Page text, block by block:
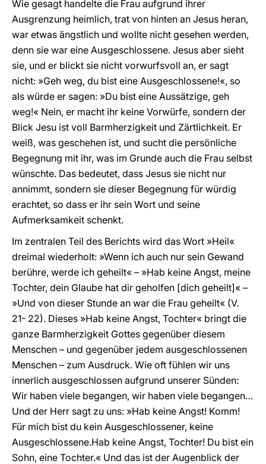
Wie gesagt handelte die Frau aufgrund ihrer
Ausgrenzung heimlich, trat von hinten an Jesus heran,
war etwas ängstlich und wollte nicht gesehen werden,
denn sie war eine Ausgeschlossene. Jesus aber sieht
sie, und er blickt sie nicht vorwurfsvoll an, er sagt
nicht: »Geh weg, du bist eine Ausgeschlossene!«, so
als würde er sagen: »Du bist eine Aussätzige, geh
weg!« Nein, er macht ihr keine Vorwürfe, sondern der
Blick Jesu ist voll Barmherzigkeit und Zärtlichkeit. Er
weiß, was geschehen ist, und sucht die persönliche
Begegnung mit ihr, was im Grunde auch die Frau selbst
wünschte. Das bedeutet, dass Jesus sie nicht nur
annimmt, sondern sie dieser Begegnung für würdig
erachtet, so dass er ihr sein Wort und seine
Aufmerksamkeit schenkt.
Im zentralen Teil des Berichts wird das Wort »Heil«
dreimal wiederholt: »Wenn ich auch nur sein Gewand
berühre, werde ich geheilt« – »Hab keine Angst, meine
Tochter, dein Glaube hat dir geholfen [dich geheilt]« –
»Und von dieser Stunde an war die Frau geheilt« (V.
21- 22). Dieses »Hab keine Angst, Tochter« bringt die
ganze Barmherzigkeit Gottes gegenüber diesem
Menschen – und gegenüber jedem ausgeschlossenen
Menschen – zum Ausdruck. Wie oft fühlen wir uns
innerlich ausgeschlossen aufgrund unserer Sünden:
Wir haben viele begangen, wir haben viele begangen…
Und der Herr sagt zu uns: »Hab keine Angst! Komm!
Für mich bist du kein Ausgeschlossener, keine
Ausgeschlossene.Hab keine Angst, Tochter! Du bist ein
Sohn, eine Tochter.« Und das ist der Augenblick der